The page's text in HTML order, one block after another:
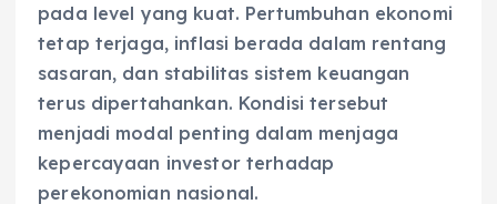
pada level yang kuat. Pertumbuhan ekonomi
tetap terjaga, inflasi berada dalam rentang
sasaran, dan stabilitas sistem keuangan
terus dipertahankan. Kondisi tersebut
menjadi modal penting dalam menjaga
kepercayaan investor terhadap
perekonomian nasional.